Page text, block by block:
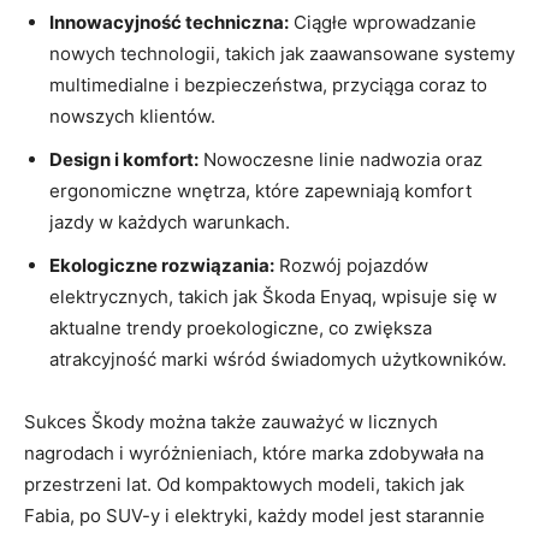
Innowacyjność techniczna: Ciągłe wprowadzanie
nowych technologii, takich jak zaawansowane systemy
multimedialne i bezpieczeństwa, przyciąga coraz to
nowszych klientów.
Design i komfort: Nowoczesne linie nadwozia oraz
ergonomiczne wnętrza, które zapewniają komfort
jazdy⁤ w​ każdych warunkach.
Ekologiczne rozwiązania: Rozwój pojazdów
elektrycznych, takich jak Škoda Enyaq, wpisuje się w
⁤aktualne trendy proekologiczne, co zwiększa
atrakcyjność marki wśród⁢ świadomych użytkowników.
Sukces Škody można ​także zauważyć w licznych
nagrodach i wyróżnieniach, ​które marka zdobywała⁣ na
przestrzeni lat. Od kompaktowych modeli, takich jak
Fabia, po SUV-y i elektryki, każdy model jest starannie